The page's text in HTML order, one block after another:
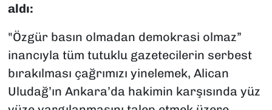
aldı:
"Özgür basın olmadan demokrasi olmaz”
inancıyla tüm tutuklu gazetecilerin serbest
bırakılması çağrımızı yinelemek, Alican
Uludağ’ın Ankara’da hakimin karşısında yüz